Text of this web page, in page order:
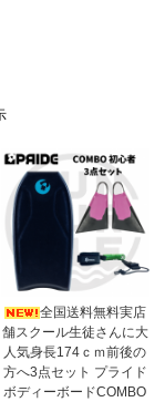
全国送料無料実店
舗スクール生徒さんに大
人気身長174ｃｍ前後の
方へ3点セット プライド
ボディーボードCOMBO